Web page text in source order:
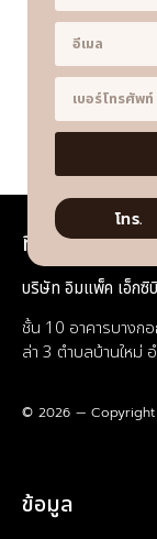
โทร.
ที่อยู่
บริษัท อิมแพ็ค เอ็กซิ
ชั้น 10 อาคารบาง
ล่า 3 ตำบลบ้านใหม่
© 2026 — Copyright
ข้อมูล